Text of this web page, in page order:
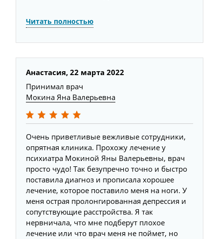
Читать полностью
Анастасия, 22 марта 2022
Принимал врач
Мокина Яна Валерьевна
Очень приветливые вежливые сотрудники,
опрятная клиника. Прохожу лечение у
психиатра Мокиной Яны Валерьевны, врач
просто чудо! Так безупречно точно и быстро
поставила диагноз и прописала хорошее
лечение, которое поставило меня на ноги. У
меня острая пролонгированная депрессия и
сопутствующие расстройства. Я так
нервничала, что мне подберут плохое
лечение или что врач меня не поймет, но